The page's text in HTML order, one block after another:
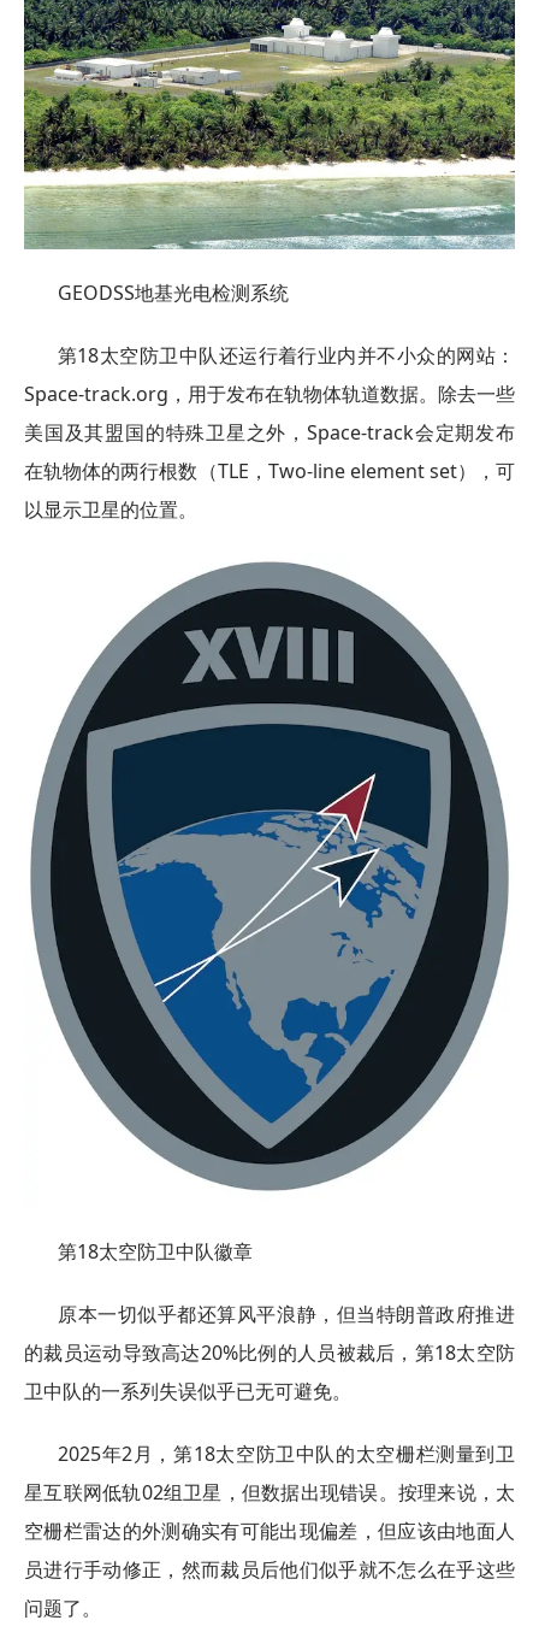
GEODSS地基光电检测系统
第18太空防卫中队还运行着行业内并不小众的网站：
Space-track.org，用于发布在轨物体轨道数据。除去一些
美国及其盟国的特殊卫星之外，Space-track会定期发布
在轨物体的两行根数（TLE，Two-line element set），可
以显示卫星的位置。
第18太空防卫中队徽章
原本一切似乎都还算风平浪静，但当特朗普政府推进
的裁员运动导致高达20%比例的人员被裁后，第18太空防
卫中队的一系列失误似乎已无可避免。
2025年2月，第18太空防卫中队的太空栅栏测量到卫
星互联网低轨02组卫星，但数据出现错误。按理来说，太
空栅栏雷达的外测确实有可能出现偏差，但应该由地面人
员进行手动修正，然而裁员后他们似乎就不怎么在乎这些
问题了。